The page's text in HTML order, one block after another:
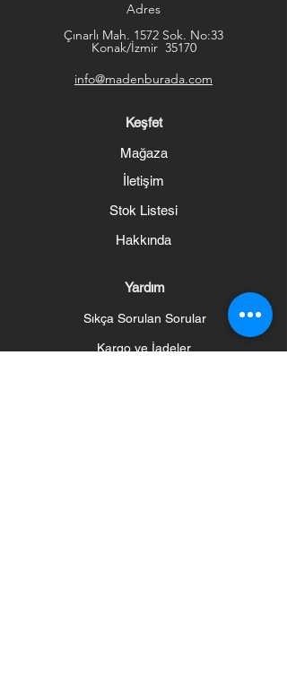
Adres
Çınarlı Mah. 1572 Sok. No:33
Konak/İzmir 35170
info@madenburada.com
Keşfet
Mağaza
İletişim
Stok Listesi
Hakkında
Yardım
Sıkça Sorulan Sorular
Kargo ve İadeler